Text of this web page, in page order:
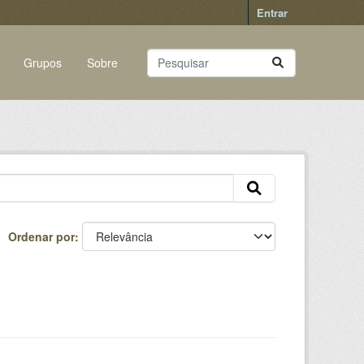
Entrar
Grupos Sobre
Ordenar por